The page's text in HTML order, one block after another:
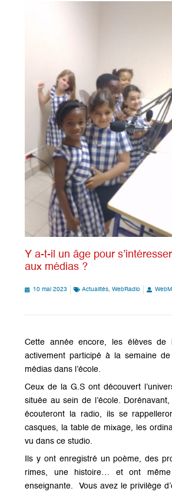
Y a-t-il un âge pour
aux médias ?
10 mai 2023 Actualités,WebRadio
Cette année encore, les élèves de
activement participé à la semaine
médias dans l’école.
Ceux de la G.S ont découvert
située au sein de l’école. Dorénavant,
écouteront la radio, ils se
casques, la table de mixage, les
vu dans ce studio.
Ils y ont enregistré un poème, des
rimes, une histoire… et ont même
enseignante. Vous avez le privilège